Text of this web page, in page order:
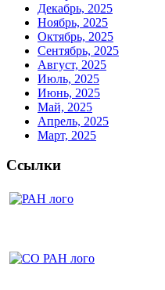
Декабрь, 2025
Ноябрь, 2025
Октябрь, 2025
Сентябрь, 2025
Август, 2025
Июль, 2025
Июнь, 2025
Май, 2025
Апрель, 2025
Март, 2025
Ссылки